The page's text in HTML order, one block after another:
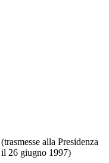
(trasmesse alla Presidenza
il 26 giugno 1997)